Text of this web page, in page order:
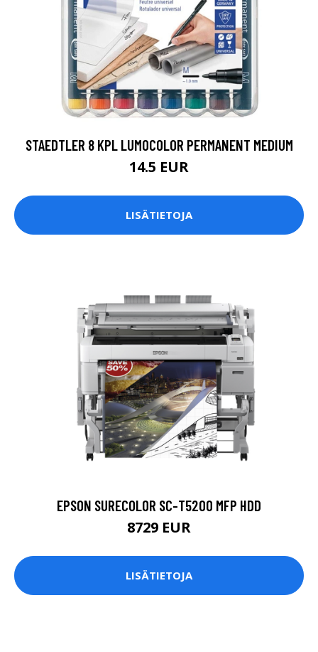
STAEDTLER 8 KPL LUMOCOLOR PERMANENT MEDIUM
14.5 EUR
LISÄTIETOJA
EPSON SURECOLOR SC-T5200 MFP HDD
8729 EUR
LISÄTIETOJA